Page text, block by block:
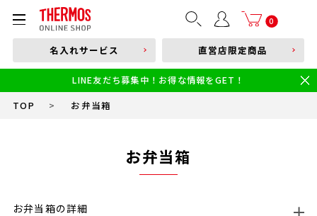
0
部品購入はこちら
本体品番やキーワードを入力
食洗機対応 新製品
幼児・園児向け水筒
小学生 低・中学年向け水筒
名入れサービス 直営店限定商品
LINE友だち募集中！お得な情報をGET！
TOP > お弁当箱
お弁当箱
お弁当箱の詳細